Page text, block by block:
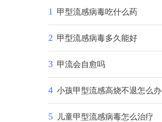
1 甲型流感病毒吃什么药
2 甲型流感病毒多久能好
3 甲流会自愈吗
4 小孩甲型流感高烧不退怎么办
5 儿童甲型流感病毒怎么治疗